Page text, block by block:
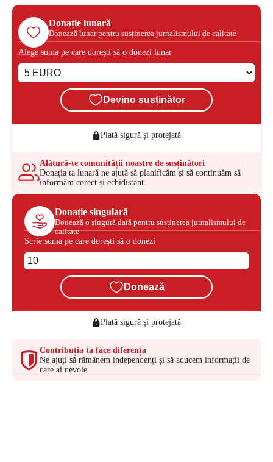
Donație lunară
Donează lunar pentru susținerea jurnalismului de calitate
Alege suma pe care dorești să o donezi lunar
Devino susținător
Plată sigură și protejată
Alătură-te comunității noastre de susținători
Donația ta lunară ne ajută să planificăm și să continuăm să
informăm corect și echidistant
Donație singulară
Donează o singură dată pentru susținerea jurnalismului de
calitate
Scrie suma pe care dorești să o donezi
Donează
Plată sigură și protejată
Contribuția ta face diferența
Ne ajuți să rămânem independenți și să aducem informații de
care ai nevoie